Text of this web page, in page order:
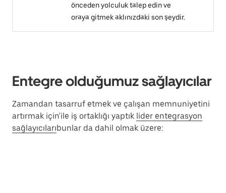
önceden yolculuk talep edin ve
oraya gitmek aklınızdaki son şeydir.
Entegre olduğumuz sağlayıcılar
Zamandan tasarruf etmek ve çalışan memnuniyetini
artırmak için'ile iş ortaklığı yaptık lider entegrasyon
sağlayıcılarıbunlar da dahil olmak üzere: